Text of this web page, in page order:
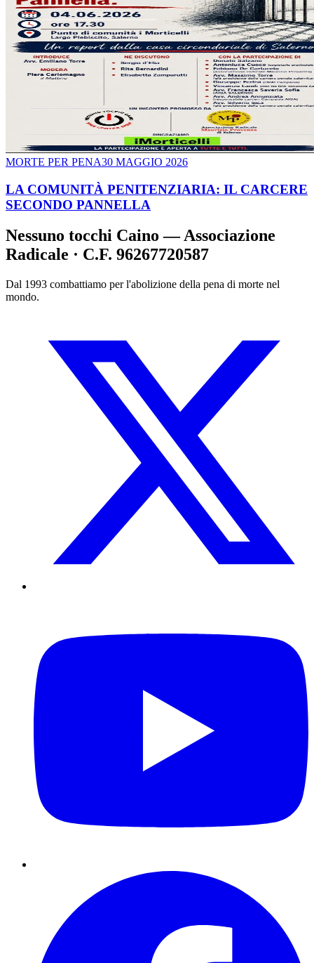
MORTE PER PENA30 MAGGIO 2026
LA COMUNITÀ PENITENZIARIA: IL CARCERE
SECONDO PANNELLA
Nessuno tocchi Caino — Associazione
Radicale · C.F. 96267720587
Dal 1993 combattiamo per l'abolizione della pena di morte nel
mondo.